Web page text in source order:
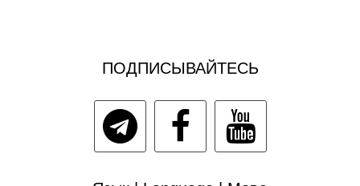
ПОДПИСЫВАЙТЕСЬ